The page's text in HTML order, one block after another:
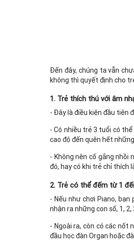
Đến đây, chúng ta vẫn
không thì quyết định cho
1. Trẻ thích thú với âm
- Đây là điều kiện đầu tiên
- Có nhiều trẻ 3 tuổi có
cao độ đến quên hết
- Không nên cố gắng nhồi
đó, hay có khi trẻ chỉ thích
2. Trẻ có thể đếm từ 1
- Nếu như chơi Piano,
nhận ra những con số, 1,
- Ngoài ra, còn có các nốt
đầu học đàn Organ hoặc